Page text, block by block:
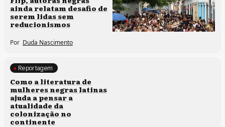
ainda relatam desafio de
serem lidas sem
reducionismos
Por Duda Nascimento
Direitos humanos
Reportagem
Como a literatura de
mulheres negras latinas
ajuda a pensar a
atualidade da
colonização no
continente